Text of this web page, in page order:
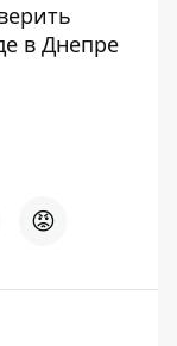
в Днепре
😡